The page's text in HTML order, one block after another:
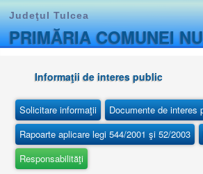
Judeţul Tulcea
PRIMĂRIA COMUNEI
Informaţii de interes public
Solicitare informaţii
Documente de interes
Rapoarte aplicare legi 544/2001 şi 52/2003
Responsabilităţi